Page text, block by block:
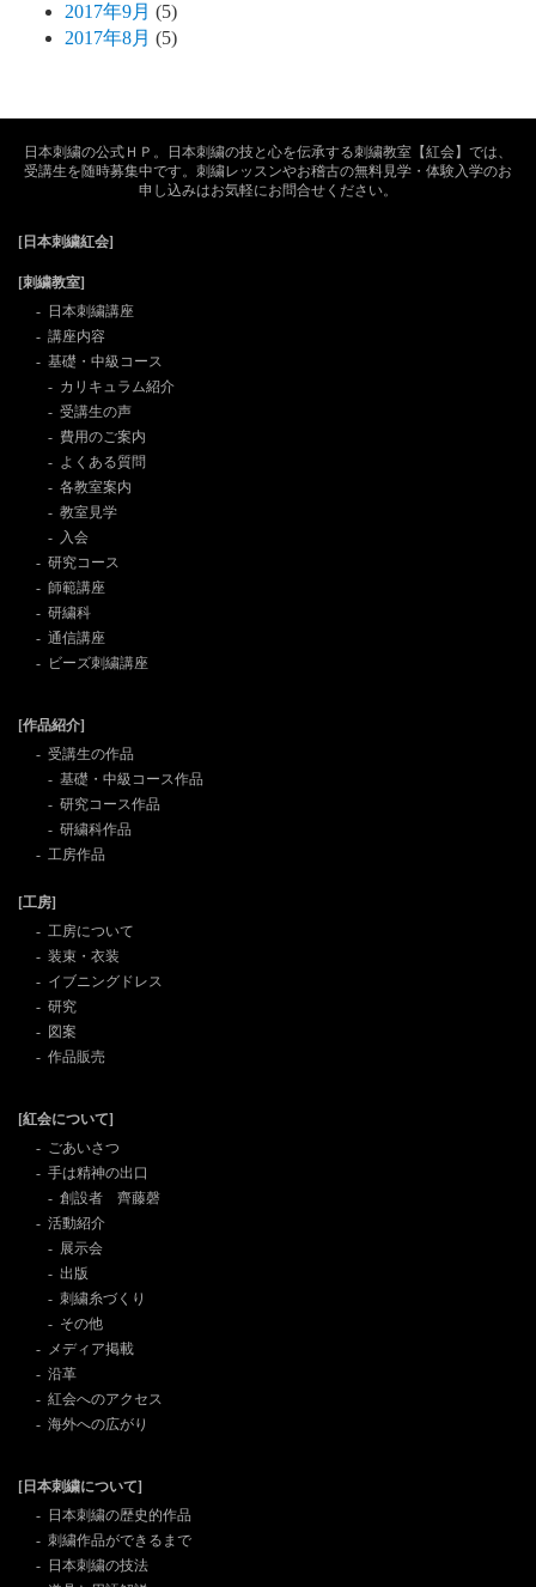
2017年9月 (5)
2017年8月 (5)
日本刺繍の公式ＨＰ。日本刺繍の技と心を伝承する刺繍教室【紅会】では、
受講生を随時募集中です。刺繍レッスンやお稽古の無料見学・体験入学のお
申し込みはお気軽にお問合せください。
[日本刺繍紅会]
[刺繍教室]
日本刺繍講座
講座内容
基礎・中級コース
カリキュラム紹介
受講生の声
費用のご案内
よくある質問
各教室案内
教室見学
入会
研究コース
師範講座
研繍科
通信講座
ビーズ刺繍講座
[作品紹介]
受講生の作品
基礎・中級コース作品
研究コース作品
研繍科作品
工房作品
[工房]
工房について
装束・衣装
イブニングドレス
研究
図案
作品販売
[紅会について]
ごあいさつ
手は精神の出口
創設者 齊藤磬
活動紹介
展示会
出版
刺繍糸づくり
その他
メディア掲載
沿革
紅会へのアクセス
海外への広がり
[日本刺繍について]
日本刺繍の歴史的作品
刺繍作品ができるまで
日本刺繍の技法